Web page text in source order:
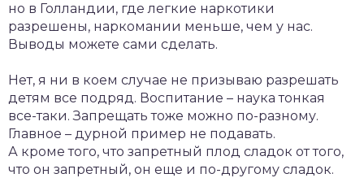
но в Голландии, где легкие наркотики
разрешены, наркомании меньше, чем у нас.
Выводы можете сами сделать.
Нет, я ни в коем случае не призываю разрешать
детям все подряд. Воспитание – наука тонкая
все-таки. Запрещать тоже можно по-разному.
Главное – дурной пример не подавать.
А кроме того, что запретный плод сладок от того,
что он запретный, он еще и по-другому сладок.